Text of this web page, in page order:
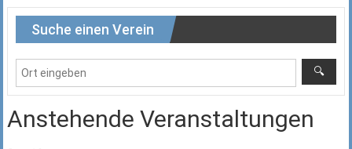
Suche einen Verein
Anstehende Veranstaltungen